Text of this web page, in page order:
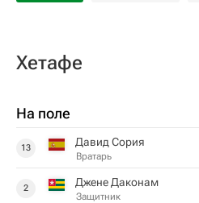
Хетафе
На поле
13 Давид Сория
Вратарь
2 Джене Даконам
Защитник